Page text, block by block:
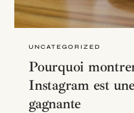
UNCATEGORIZED
Pourquoi
Instagram est
gagnante